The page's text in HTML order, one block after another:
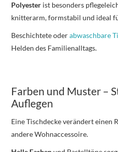
Polyester ist besonders
knitterarm, formstabil und ideal
Beschichtete oderabwaschbare
Helden des Familienalltags.
Farben und Muster –
Auflegen
Eine Tischdecke verändert einen
andere Wohnaccessoire.